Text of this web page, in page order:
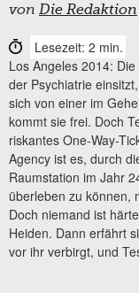
von Die Redaktion
Lesezeit: 2 min.
Los Angeles 2014:
der Psychiatrie
sich von einer im
kommt sie frei. Doch
riskantes One-Way-
Agency ist es, durch
Raumstation im Jahr
überleben zu können,
Doch niemand ist
Heiden. Dann erfährt
vor ihr verbirgt, und